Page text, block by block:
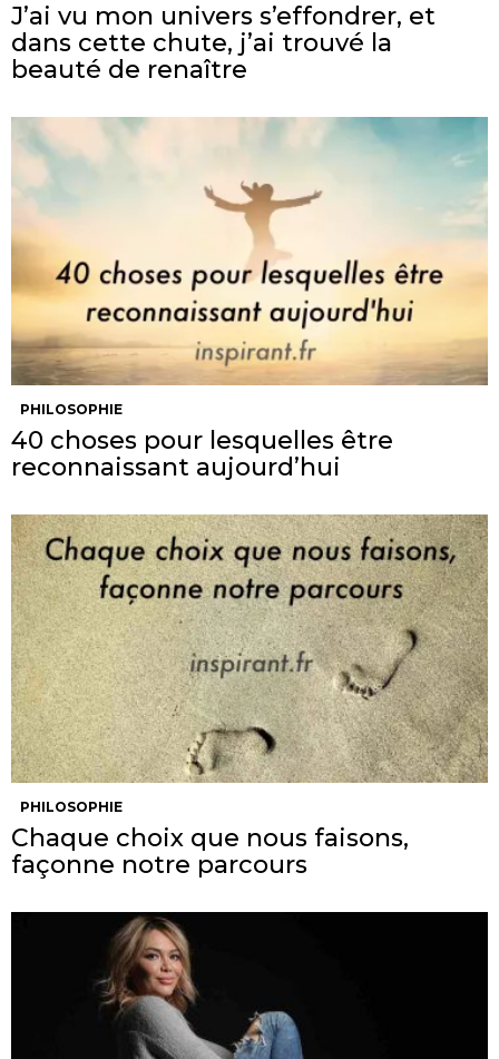
J’ai vu mon univers s’effondrer, et
dans cette chute, j’ai trouvé la
beauté de renaître
PHILOSOPHIE
40 choses pour lesquelles être
reconnaissant aujourd’hui
PHILOSOPHIE
Chaque choix que nous faisons,
façonne notre parcours